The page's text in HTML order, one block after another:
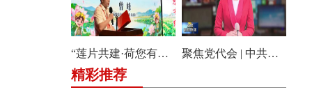
“莲片共建·荷您有约” 2026双峰·锁石花之缘第八届荷花文旅推广体验月盛大开幕 聚焦党代会 | 中共双峰县第十四届委员会举行第一次全体会议
精彩推荐